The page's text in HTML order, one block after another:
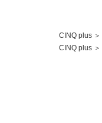
CINQ plus ＞
CINQ plus ＞